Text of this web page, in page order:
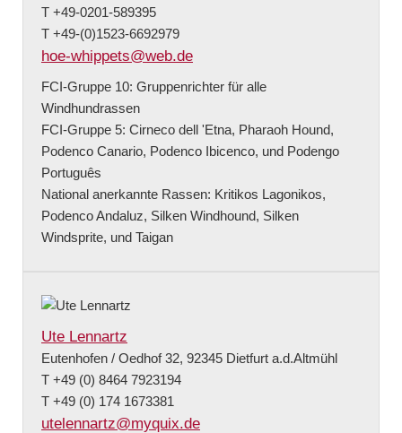
T +49-0201-589395
T +49-(0)1523-6692979
hoe-whippets@web.de
FCI-Gruppe 10: Gruppenrichter für alle
Windhundrassen
FCI-Gruppe 5: Cirneco dell 'Etna, Pharaoh Hound,
Podenco Canario, Podenco Ibicenco, und Podengo
Português
National anerkannte Rassen: Kritikos Lagonikos,
Podenco Andaluz, Silken Windhound, Silken
Windsprite, und Taigan
Ute Lennartz
Eutenhofen / Oedhof 32, 92345 Dietfurt a.d.Altmühl
T +49 (0) 8464 7923194
T +49 (0) 174 1673381
utelennartz@myquix.de